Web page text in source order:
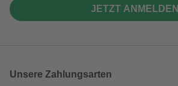
JETZT ANMELDEN
Unsere Zahlungsarten